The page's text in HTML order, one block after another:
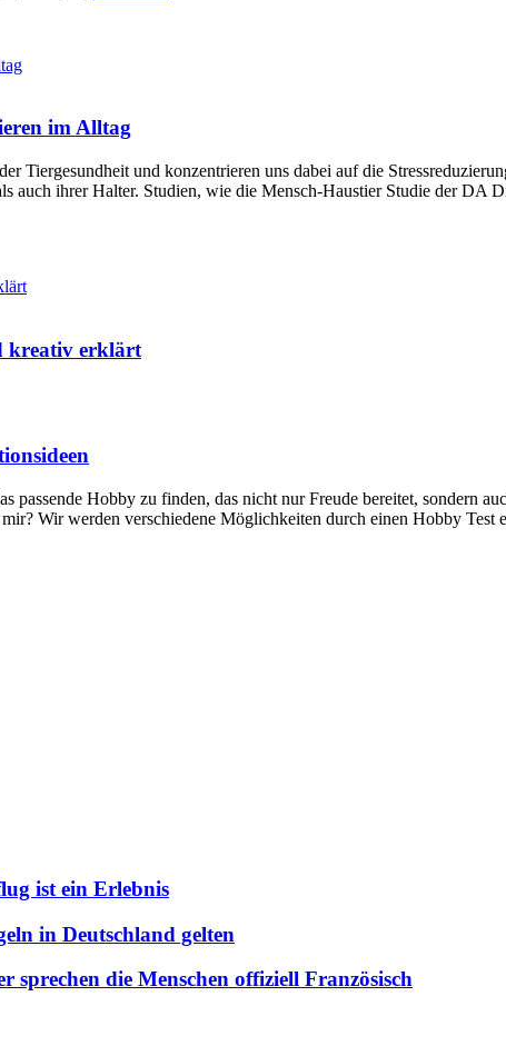
im Alltag
Tiergesundheit und konzentrieren uns dabei auf die
auch ihrer Halter. Studien, wie die Mensch-Haustier Studie der
kreativ erklärt
passende Hobby zu finden, das nicht nur Freude bereitet, sondern
Wir werden verschiedene Möglichkeiten durch einen Hobby
ist ein Erlebnis
in Deutschland gelten
sprechen die Menschen offiziell Französisch